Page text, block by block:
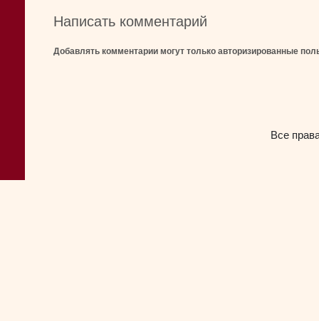
Написать комментарий
Добавлять комментарии могут только авторизированные
Все